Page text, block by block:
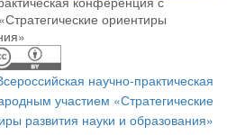
научно-практическая
участием «Стратегические
развития науки и образования»